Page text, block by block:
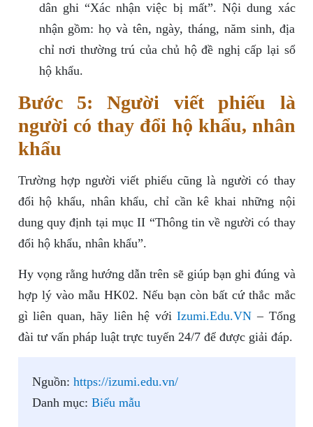
dân ghi “Xác nhận việc bị mất”. Nội dung xác
nhận gồm: họ và tên, ngày, tháng, năm sinh, địa
chỉ nơi thường trú của chủ hộ đề nghị cấp lại sổ
hộ khẩu.
Bước 5: Người viết phiếu là
người có thay đổi hộ khẩu, nhân
khẩu
Trường hợp người viết phiếu cũng là người có thay
đổi hộ khẩu, nhân khẩu, chỉ cần kê khai những nội
dung quy định tại mục II “Thông tin về người có thay
đổi hộ khẩu, nhân khẩu”.
Hy vọng rằng hướng dẫn trên sẽ giúp bạn ghi đúng và
hợp lý vào mẫu HK02. Nếu bạn còn bất cứ thắc mắc
gì liên quan, hãy liên hệ vớiIzumi.Edu.VN – Tổng
đài tư vấn pháp luật trực tuyến 24/7 để được giải đáp.
Nguồn: https://izumi.edu.vn/
Danh mục: Biểu mẫu